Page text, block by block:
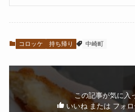
コロッケ 持ち帰り 中崎町
この記事が気に入
いいね または フォ